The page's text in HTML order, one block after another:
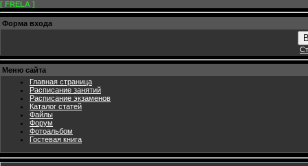
[ FRELA ]
Форма входа
Меню сайта
Главная страница
Расписание занятий
Расписание экзаменов
Каталог статей
Файлы
Форум
Фотоальбом
Гостевая книга